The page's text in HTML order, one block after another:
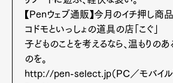
Pen Membership
Official Columnist
【Penウェブ通販】今月のイチ押し商品
コドモといっしょの道具の店「こぐ」
子どものことを考えるなら、温もりのあ
のを。
http://pen-select.jp（PC／モバイル